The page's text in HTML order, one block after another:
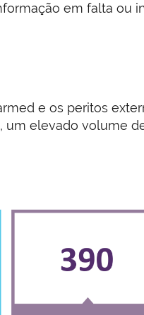
em falta ou
e os peritos
um elevado volume